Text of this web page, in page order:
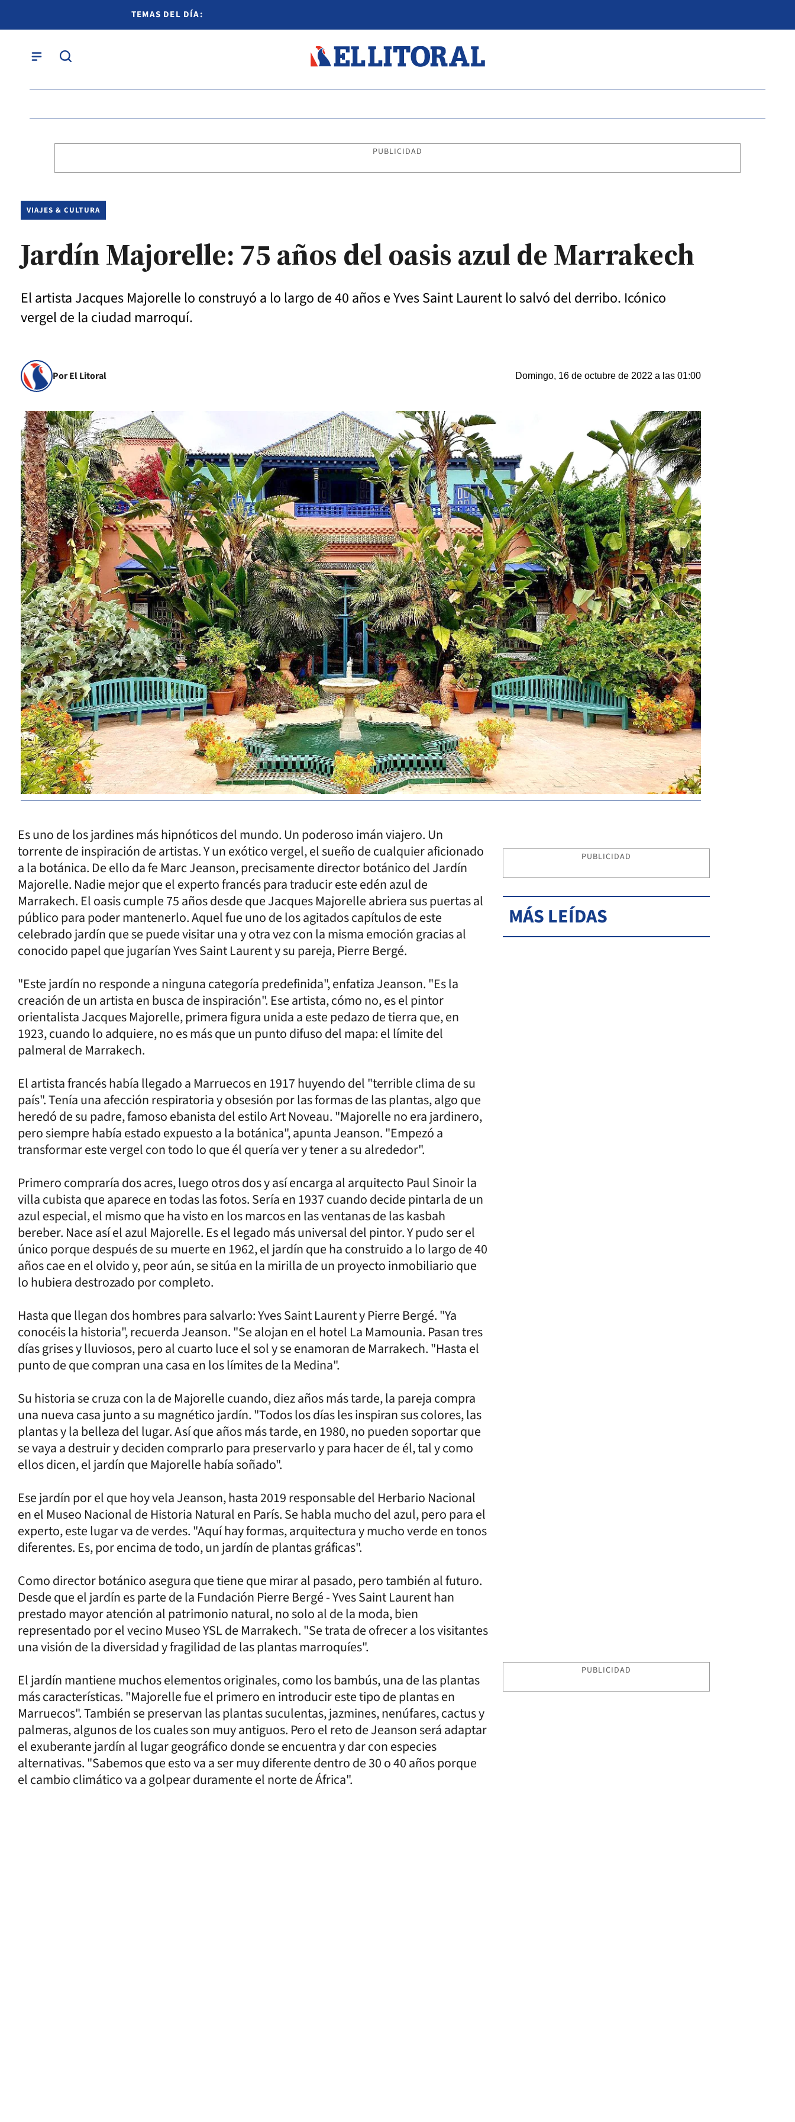
TEMAS DEL DÍA:
PUBLICIDAD
VIAJES & CULTURA
Jardín Majorelle: 75 años del oasis azul de Marrakech
El artista Jacques Majorelle lo construyó a lo largo de 40 años e Yves Saint Laurent lo salvó del derribo. Icónico
vergel de la ciudad marroquí.
Por El Litoral Domingo, 16 de octubre de 2022 a las 01:00
Es uno de los jardines más hipnóticos del mundo. Un poderoso imán viajero. Un
torrente de inspiración de artistas. Y un exótico vergel, el sueño de cualquier aficionado
a la botánica. De ello da fe Marc Jeanson, precisamente director botánico del Jardín
Majorelle. Nadie mejor que el experto francés para traducir este edén azul de
Marrakech. El oasis cumple 75 años desde que Jacques Majorelle abriera sus puertas al
público para poder mantenerlo. Aquel fue uno de los agitados capítulos de este
celebrado jardín que se puede visitar una y otra vez con la misma emoción gracias al
conocido papel que jugarían Yves Saint Laurent y su pareja, Pierre Bergé.
"Este jardín no responde a ninguna categoría predefinida", enfatiza Jeanson. "Es la
creación de un artista en busca de inspiración". Ese artista, cómo no, es el pintor
orientalista Jacques Majorelle, primera figura unida a este pedazo de tierra que, en
1923, cuando lo adquiere, no es más que un punto difuso del mapa: el límite del
palmeral de Marrakech.
El artista francés había llegado a Marruecos en 1917 huyendo del "terrible clima de su
país". Tenía una afección respiratoria y obsesión por las formas de las plantas, algo que
heredó de su padre, famoso ebanista del estilo Art Noveau. "Majorelle no era jardinero,
pero siempre había estado expuesto a la botánica", apunta Jeanson. "Empezó a
transformar este vergel con todo lo que él quería ver y tener a su alrededor".
Primero compraría dos acres, luego otros dos y así encarga al arquitecto Paul Sinoir la
villa cubista que aparece en todas las fotos. Sería en 1937 cuando decide pintarla de un
azul especial, el mismo que ha visto en los marcos en las ventanas de las kasbah
bereber. Nace así el azul Majorelle. Es el legado más universal del pintor. Y pudo ser el
único porque después de su muerte en 1962, el jardín que ha construido a lo largo de 40
años cae en el olvido y, peor aún, se sitúa en la mirilla de un proyecto inmobiliario que
lo hubiera destrozado por completo.
Hasta que llegan dos hombres para salvarlo: Yves Saint Laurent y Pierre Bergé. "Ya
conocéis la historia", recuerda Jeanson. "Se alojan en el hotel La Mamounia. Pasan tres
días grises y lluviosos, pero al cuarto luce el sol y se enamoran de Marrakech. "Hasta el
punto de que compran una casa en los límites de la Medina".
Su historia se cruza con la de Majorelle cuando, diez años más tarde, la pareja compra
una nueva casa junto a su magnético jardín. "Todos los días les inspiran sus colores, las
plantas y la belleza del lugar. Así que años más tarde, en 1980, no pueden soportar que
se vaya a destruir y deciden comprarlo para preservarlo y para hacer de él, tal y como
ellos dicen, el jardín que Majorelle había soñado".
Ese jardín por el que hoy vela Jeanson, hasta 2019 responsable del Herbario Nacional
en el Museo Nacional de Historia Natural en París. Se habla mucho del azul, pero para el
experto, este lugar va de verdes. "Aquí hay formas, arquitectura y mucho verde en tonos
diferentes. Es, por encima de todo, un jardín de plantas gráficas".
Como director botánico asegura que tiene que mirar al pasado, pero también al futuro.
Desde que el jardín es parte de la Fundación Pierre Bergé - Yves Saint Laurent han
prestado mayor atención al patrimonio natural, no solo al de la moda, bien
representado por el vecino Museo YSL de Marrakech. "Se trata de ofrecer a los visitantes
una visión de la diversidad y fragilidad de las plantas marroquíes".
El jardín mantiene muchos elementos originales, como los bambús, una de las plantas
más características. "Majorelle fue el primero en introducir este tipo de plantas en
Marruecos". También se preservan las plantas suculentas, jazmines, nenúfares, cactus y
palmeras, algunos de los cuales son muy antiguos. Pero el reto de Jeanson será adaptar
el exuberante jardín al lugar geográfico donde se encuentra y dar con especies
alternativas. "Sabemos que esto va a ser muy diferente dentro de 30 o 40 años porque
el cambio climático va a golpear duramente el norte de África".
PUBLICIDAD
MÁS LEÍDAS
PUBLICIDAD